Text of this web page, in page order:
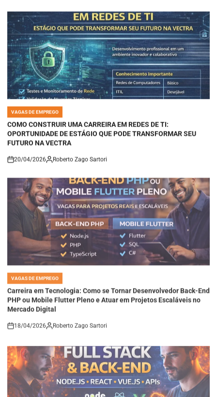
POSTED
IN
VAGAS DE EMPREGO
COMO CONSTRUIR UMA CARREIRA EM REDES DE TI:
OPORTUNIDADE DE ESTÁGIO QUE PODE TRANSFORMAR SEU
FUTURO NA VECTRA
on
INCarreira em Tecnologia: Como se Tornar Desenvolvedor Back-End
PHP ou Mobile Flutter Pleno e Atuar em Projetos Escaláveis no
Mercado Digital
18/04/2026